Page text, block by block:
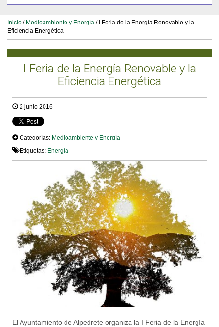
Inicio / Medioambiente y Energía / I Feria de la Energía Renovable y la
Eficiencia Energética
I Feria de la Energía Renovable y la
Eficiencia Energética
2 junio 2016
Categorías: Medioambiente y Energía
Etiquetas: Energía
El Ayuntamiento de Alpedrete organiza la I Feria de la Energía